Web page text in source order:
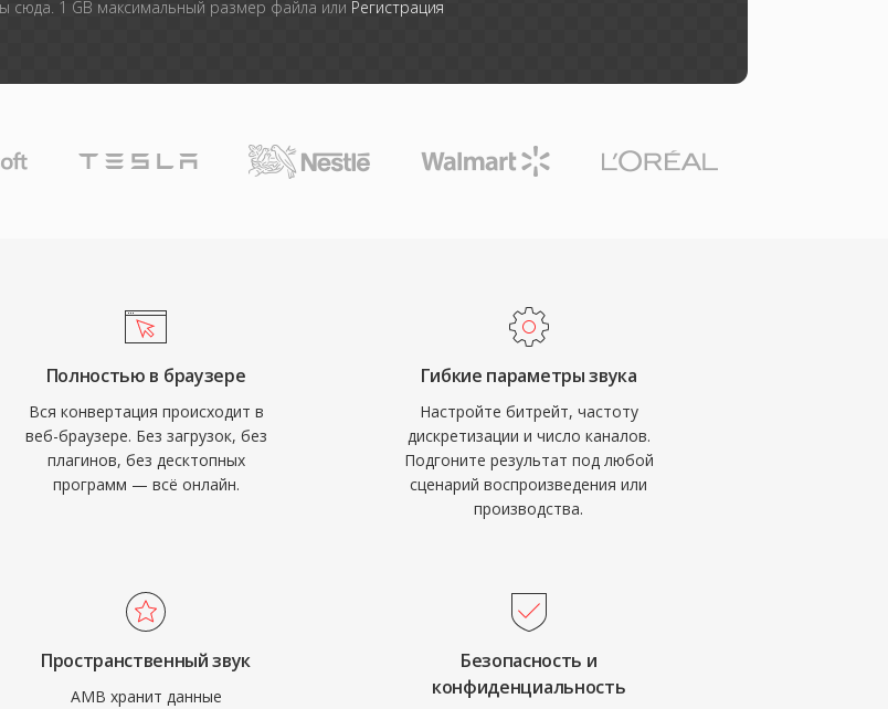
сюда. 1 GB максимальный размер файла или Регистрация
Полностью в браузере
Вся конвертация происходит в
веб-браузере. Без загрузок, без
плагинов, без десктопных
программ — всё онлайн.
Гибкие параметры звука
Настройте битрейт, частоту
дискретизации и число каналов.
Подгоните результат под любой
сценарий воспроизведения или
производства.
Пространственный звук
AMB хранит данные
Безопасность и
конфиденциальность